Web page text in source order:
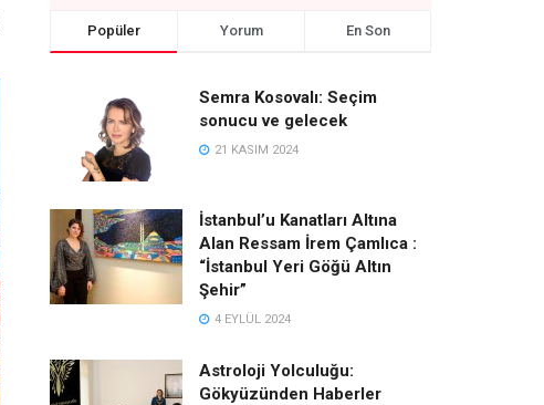
Popüler Yorum En Son
Semra Kosovalı: Seçim
sonucu ve gelecek
21 KASIM 2024
İstanbul’u Kanatları Altına
Alan Ressam İrem Çamlıca :
“İstanbul Yeri Göğü Altın
Şehir”
4 EYLÜL 2024
Astroloji Yolculuğu:
Gökyüzünden Haberler